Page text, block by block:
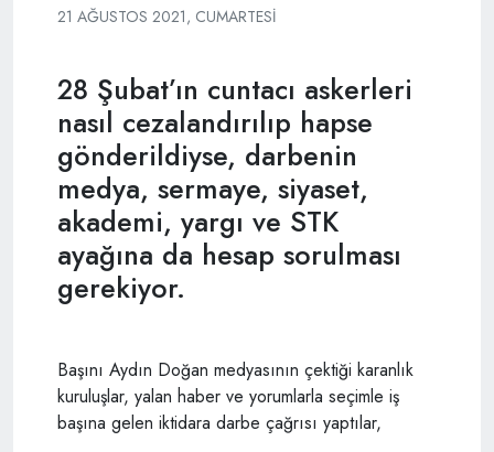
21 AĞUSTOS 2021, CUMARTESI
28 Şubat’ın cuntacı askerleri
nasıl cezalandırılıp hapse
gönderildiyse, darbenin
medya, sermaye, siyaset,
akademi, yargı ve STK
ayağına da hesap sorulması
gerekiyor.
Başını Aydın Doğan medyasının çektiği karanlık
kuruluşlar, yalan haber ve yorumlarla seçimle iş
başına gelen iktidara darbe çağrısı yaptılar,